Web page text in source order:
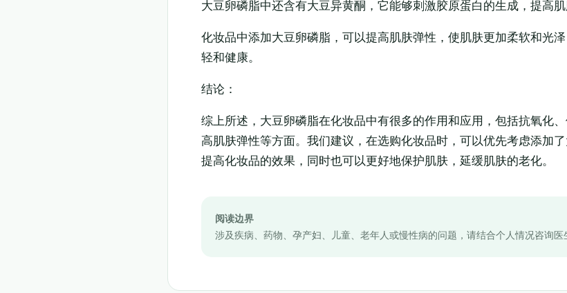
大豆卵磷脂中还含有大豆异黄酮，它能够刺激胶原蛋白的生成，提高肌
化妆品中添加大豆卵磷脂，可以提高肌肤弹性，使肌肤更加柔软和光
轻和健康。
结论：
综上所述，大豆卵磷脂在化妆品中有很多的作用和应用，包括抗氧化
高肌肤弹性等方面。我们建议，在选购化妆品时，可以优先考虑添加
提高化妆品的效果，同时也可以更好地保护肌肤，延缓肌肤的老化。
阅读边界
涉及疾病、药物、孕产妇、儿童、老年人或慢性病的问题，请结合个人情况咨询医